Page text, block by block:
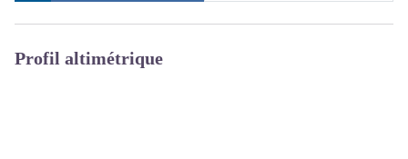
Profil altimétrique